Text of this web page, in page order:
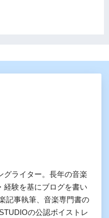
グライター。長年の音楽
経験を基にブログを書い
記事執筆、音楽専門書の
の公認ボイストレ